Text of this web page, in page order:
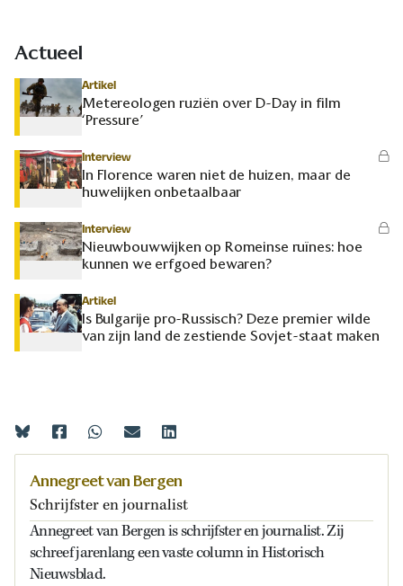
Actueel
Artikel
Metereologen ruziën over D-Day in film
‘Pressure’
Interview
In Florence waren niet de huizen, maar de
huwelijken onbetaalbaar
Interview
Nieuwbouwwijken op Romeinse ruïnes: hoe
kunnen we erfgoed bewaren?
Artikel
Is Bulgarije pro-Russisch? Deze premier wilde
van zijn land de zestiende Sovjet-staat maken
Annegreet van Bergen
Schrijfster en journalist
Annegreet van Bergen is schrijfster en journalist. Zij
schreef jarenlang een vaste column in Historisch
Nieuwsblad.